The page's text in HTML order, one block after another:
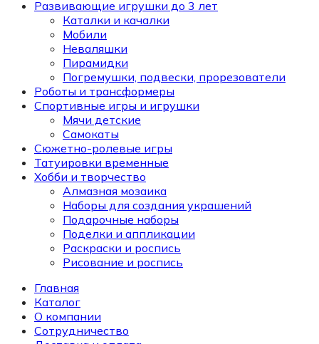
Развивающие игрушки до 3 лет
Каталки и качалки
Мобили
Неваляшки
Пирамидки
Погремушки, подвески, прорезователи
Роботы и трансформеры
Спортивные игры и игрушки
Мячи детские
Самокаты
Сюжетно-ролевые игры
Татуировки временные
Хобби и творчество
Алмазная мозаика
Наборы для создания украшений
Подарочные наборы
Поделки и аппликации
Раскраски и роспись
Рисование и роспись
Главная
Каталог
О компании
Сотрудничество